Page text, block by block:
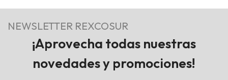
NEWSLETTER REXCOSUR
¡Aprovecha todas nuestras
novedades y promociones!